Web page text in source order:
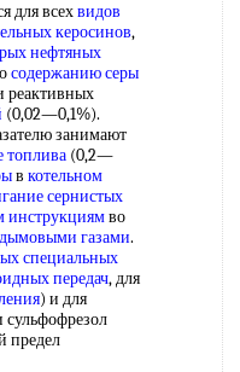
для всехвидов
керосинов,
нефтяных
содержанию серы
реактивных
(0,02—0,1%).
занимают
топлива (0,2—
в котельном
сернистых
инструкциямво
дымовыми газами.
специальных
передач, для
) и для
предел